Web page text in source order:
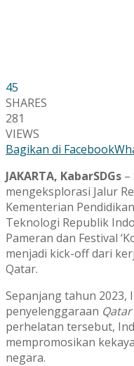
45
SHARES
281
VIEWS
Bagikan di Facebook
JAKARTA, KabarSDGs –
mengeksplorasi Jalur
Kementerian
Teknologi Republik
Pameran dan Festival
menjadi kick-off dari
Qatar.
Sepanjang tahun 2023,
penyelenggaraan
perhelatan tersebut,
mempromosikan
negara.